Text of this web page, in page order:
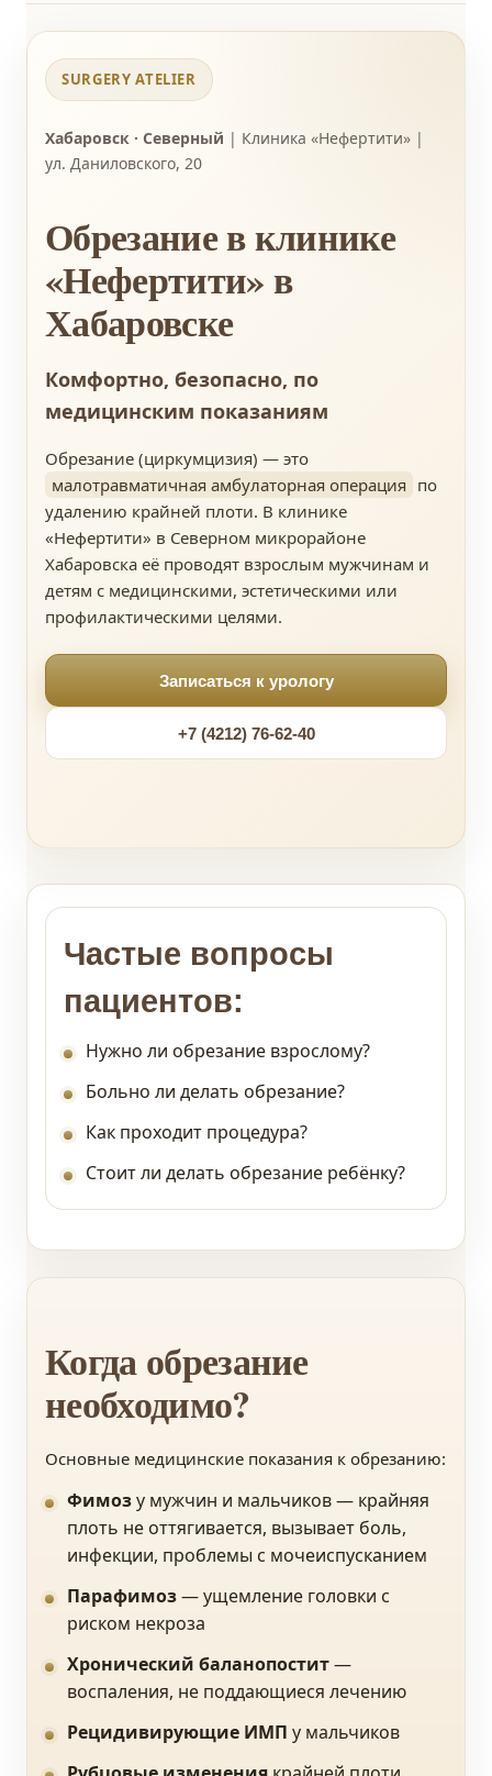
SURGERY ATELIER
Хабаровск · Северный | Клиника «Нефертити» |
ул. Даниловского, 20
Обрезание в клинике
«Нефертити» в
Хабаровске
Комфортно, безопасно, по
медицинским показаниям
Обрезание (циркумцизия) — это
малотравматичная амбулаторная операция по
удалению крайней плоти. В клинике
«Нефертити» в Северном микрорайоне
Хабаровска её проводят взрослым мужчинам и
детям с медицинскими, эстетическими или
профилактическими целями.
Записаться к урологу
+7 (4212) 76-62-40
Частые вопросы
пациентов:
Нужно ли обрезание взрослому?
Больно ли делать обрезание?
Как проходит процедура?
Стоит ли делать обрезание ребёнку?
Когда обрезание
необходимо?
Основные медицинские показания к обрезанию:
Фимозу мужчин и мальчиков — крайняя
плоть не оттягивается, вызывает боль,
инфекции, проблемы с мочеиспусканием
Парафимоз— ущемление головки с
риском некроза
Хронический баланопостит—
воспаления, не поддающиеся лечению
Рецидивирующие ИМП у мальчиков